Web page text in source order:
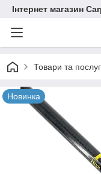
Інтернет магазин
Товари та
Новинка